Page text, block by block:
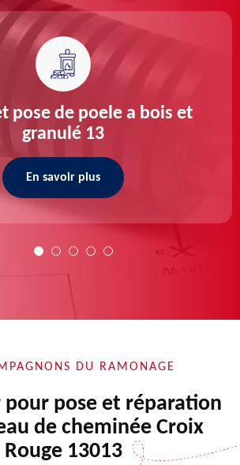
pose de poele a bois et
granulé 13
En savoir plus
DU RAMONAGE
pour pose et réparation
de cheminée Croix
Rouge 13013